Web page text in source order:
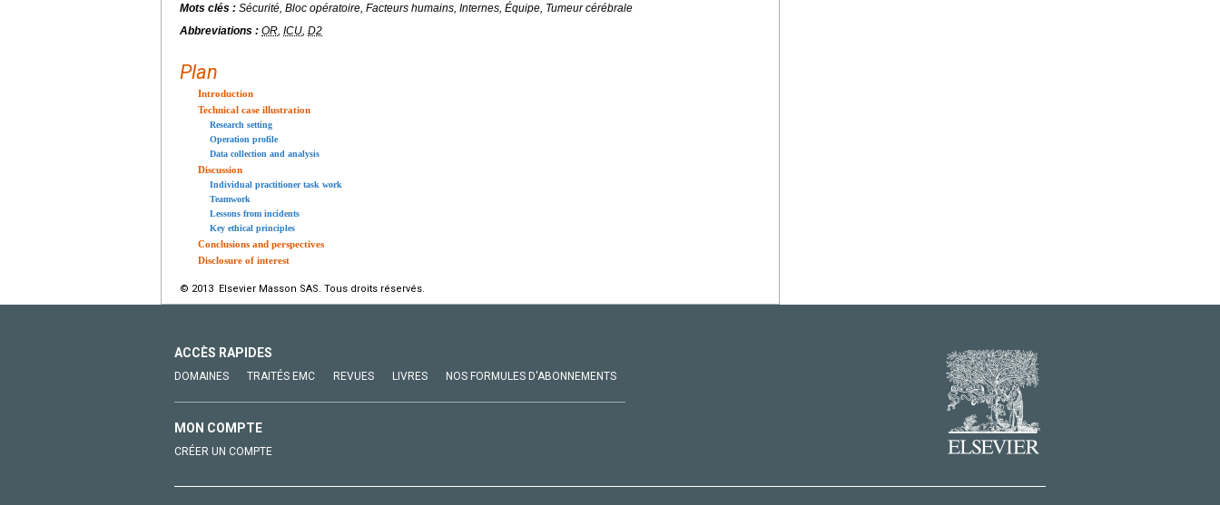
Mots clés : Sécurité, Bloc opératoire, Facteurs humains, Internes, Équipe, Tumeur cérébrale
Abbreviations : OR ICU D2
Plan
Introduction
Technical case illustration
Research setting
Operation profile
Data collection and analysis
Discussion
Individual practitioner task work
Teamwork
Lessons from incidents
Key ethical principles
Conclusions and perspectives
Disclosure of interest
© 2013 Elsevier Masson SAS. Tous droits réservés.
ACCÈS RAPIDES
DOMAINES TRAITÉS EMC REVUES LIVRES NOS FORMULES D'ABONNEMENTS
MON COMPTE
CRÉER UN COMPTE